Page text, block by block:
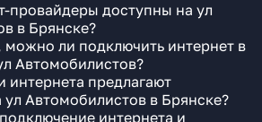
провайдеры доступны на ул
в Брянске?
можно ли подключить интернет в
Автомобилистов?
интернета предлагают
Автомобилистов в Брянске?
интернета и